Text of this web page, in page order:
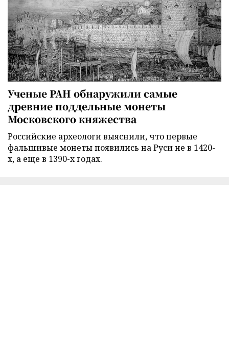
Ученые РАН обнаружили самые
древние поддельные монеты
Московского княжества
Российские археологи выяснили, что первые
фальшивые монеты появились на Руси не в 1420-
х, а еще в 1390-х годах.